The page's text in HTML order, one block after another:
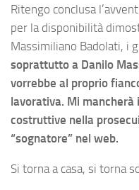
Ritengo conclusa
per la disponibilità
Massimiliano Badolati, i
soprattutto a Danilo
vorrebbe al proprio
lavorativa. Mi mancherà
costruttive nella
“sognatore” nel web.
Si torna a casa, si torna